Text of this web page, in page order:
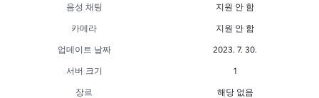
음성 채팅
지원 안 함
카메라
지원 안 함
업데이트 날짜
2023. 7. 30.
서버 크기
1
장르
해당 없음